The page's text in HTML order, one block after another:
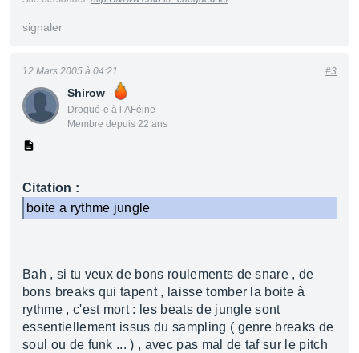
signaler
Shirow
Drogué·e à l’AFéine
Membre depuis 22 ans
12 Mars 2005 à 04:21 #3
Citation :
boite a rythme jungle
Bah , si tu veux de bons roulements de snare , de
bons breaks qui tapent , laisse tomber la boite à
rythme , c'est mort : les beats de jungle sont
essentiellement issus du sampling ( genre breaks de
soul ou de funk ... ) , avec pas mal de taf sur le pitch